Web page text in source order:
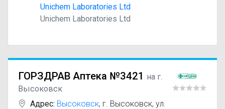
Unichem Laboratories Ltd
Unichem Laboratories Ltd
ГОРЗДРАВ Аптека №3421 на г.
Высоковск
Адрес: Высоковск, г. Высоковск, ул.